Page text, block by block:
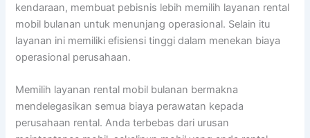
kendaraan, membuat pebisnis lebih memilih layanan rental
mobil bulanan untuk menunjang operasional. Selain itu
layanan ini memiliki efisiensi tinggi dalam menekan biaya
operasional perusahaan.
Memilih layanan rental mobil bulanan bermakna
mendelegasikan semua biaya perawatan kepada
perusahaan rental. Anda terbebas dari urusan